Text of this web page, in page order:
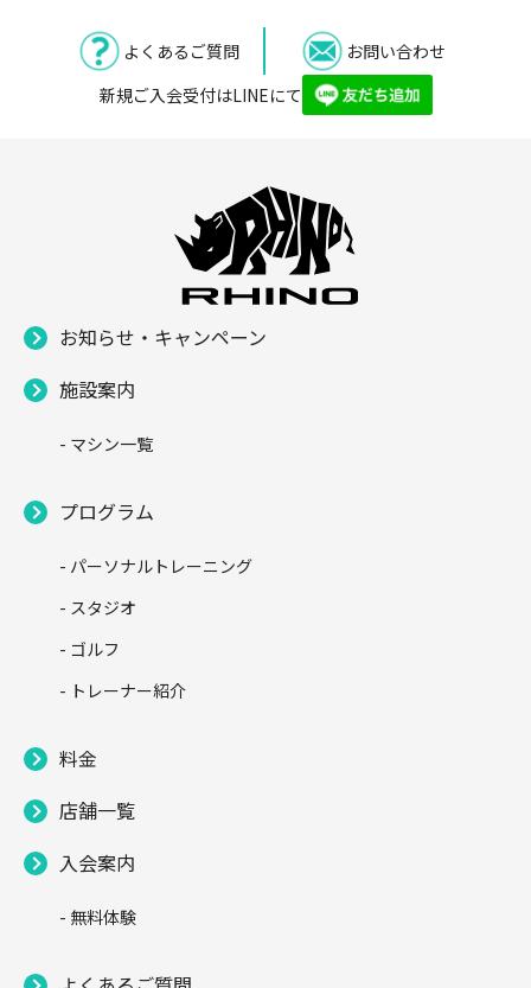
よくあるご質問
お問い合わせ
新規ご入会受付はLINEにて
お知らせ・キャンペーン
施設案内
- マシン一覧
プログラム
- パーソナルトレーニング
- スタジオ
- ゴルフ
- トレーナー紹介
料金
店舗一覧
入会案内
- 無料体験